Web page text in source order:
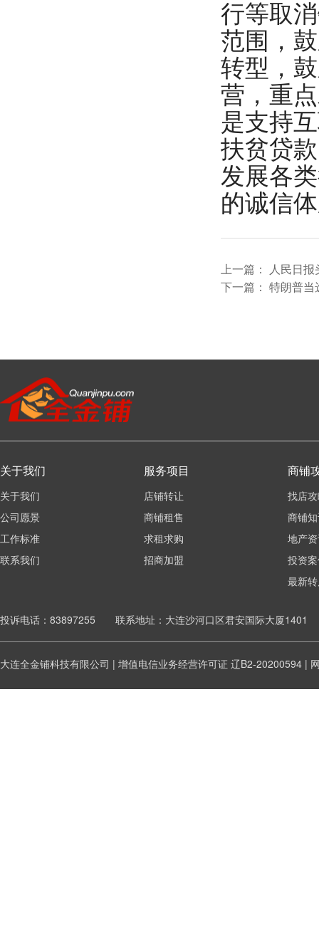
行等取
范围，
转型，
营，重
是支持
扶贫贷
发展各
的诚信
上一篇：
人民日
下一篇： 特朗普当
关于我们
关于我们
公司愿景
工作标准
联系我们
服务项目
店铺转让
商铺租售
求租求购
招商加盟
商铺
找店
商铺
地产
投资
最新
投诉电话：83897255 联系地址：大连沙河口区君安国际大厦1401
大连全金铺科技有限公司 | 增值电信业务经营许可证 辽B2-20200594 |